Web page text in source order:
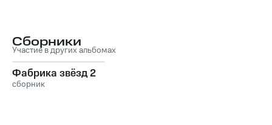
Сборники
Участие в других альбомах
Фабрика звёзд 2
сборник